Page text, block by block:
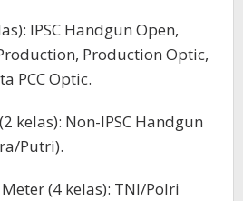
IPSC Handgun Open,
Production Optic,
PCC Optic.
kelas): Non-IPSC Handgun
Putri).
(4 kelas): TNI/Polri